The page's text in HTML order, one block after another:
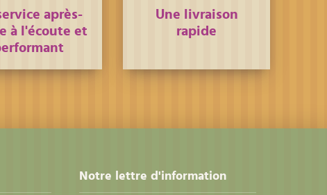
après-
à l'écoute et
Une livraison
rapide
Notre lettre d'information